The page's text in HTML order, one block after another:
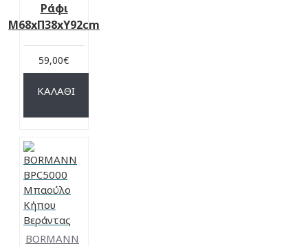
Ράφι
Μ68xΠ38xΥ92cm
59,00€
ΚΑΛΆΘΙ
BORMANN